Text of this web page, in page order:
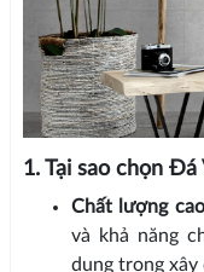
1. Tại sao chọn Đá
Chất lượng
và khả năng
dụng trong